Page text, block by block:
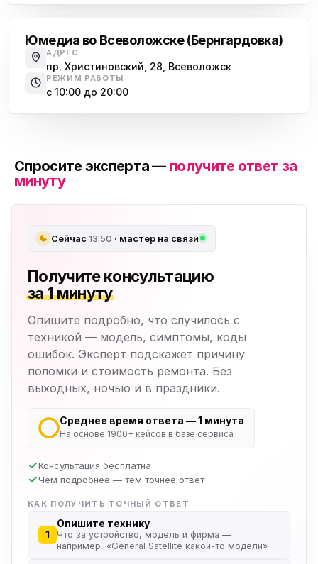
Юмедиа во Всеволожске (Бернгардовка)
АДРЕС
пр. Христиновский, 28, Всеволожск
РЕЖИМ РАБОТЫ
с 10:00 до 20:00
Спросите эксперта — получите ответ за
минуту
Сейчас13:50 · мастер на связи
Получите консультацию
за 1 минуту
Опишите подробно, что случилось с
техникой — модель, симптомы, коды
ошибок. Эксперт подскажет причину
поломки и стоимость ремонта. Без
выходных, ночью и в праздники.
Среднее время ответа — 1 минута
На основе 1900+ кейсов в базе сервиса
Консультация бесплатна
Чем подробнее — тем точнее ответ
КАК ПОЛУЧИТЬ ТОЧНЫЙ ОТВЕТ
1
Опишите технику
Что за устройство, модель и фирма —
например, «General Satellite какой-то модели»